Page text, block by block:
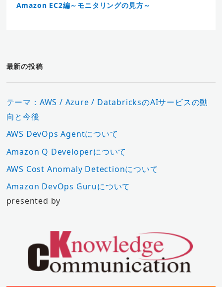
Amazon EC2編～モニタリングの見方～
最新の投稿
テーマ：AWS / Azure / DatabricksのAIサービスの動
向と今後
AWS DevOps Agentについて
Amazon Q Developerについて
AWS Cost Anomaly Detectionについて
Amazon DevOps Guruについて
presented by